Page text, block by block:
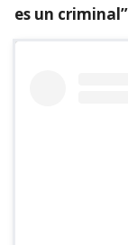
es un criminal”